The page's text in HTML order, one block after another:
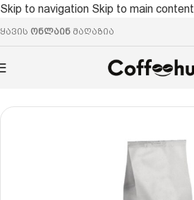
Skip to navigation Skip to main content
ყავის ონლაინ მაღაზია